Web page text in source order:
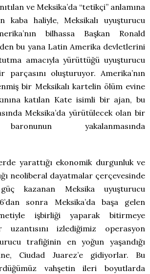
ve Meksika’da “tetikçi” anlamına
kaba haliyle, Meksikalı uyuşturucu
bilhassa Başkan Ronald
bu yana Latin Amerika devletlerini
amacıyla yürüttüğü uyuşturucu
parçasını oluşturuyor. Amerika’nın
bir Meksikalı kartelin ölüm evine
katılan Kate isimli bir ajan, bu
Meksika’da yürütülecek olan bir
yakalanmasında
yarattığı ekonomik durgunluk ve
neoliberal dayatmalar çerçevesinde
kazanan Meksika uyuşturucu
sonra Meksika’da başa gelen
işbirliği yaparak bitirmeye
uzantısını izlediğimiz operasyon
trafiğinin en yoğun yaşandığı
Ciudad Juarez’e gidiyorlar. Bu
vahşetin ileri boyutlarda